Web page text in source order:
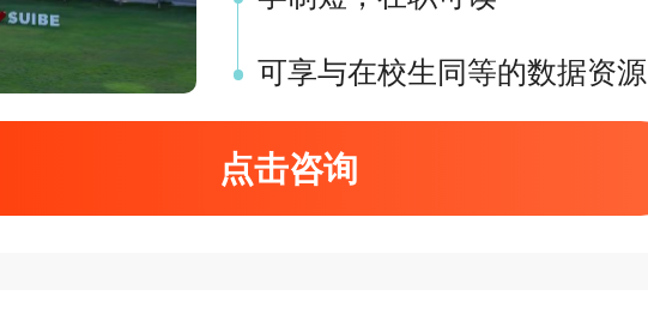
可享与在校生同等的数据资源
点击咨询